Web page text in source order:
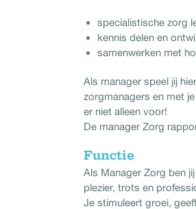
specialistische zorg
kennis delen en
samenwerken met
Als manager speel jij
zorgmanagers en met
er niet alleen voor!
De manager Zorg
Functie
Als Manager Zorg ben
plezier, trots en
Je stimuleert groei,